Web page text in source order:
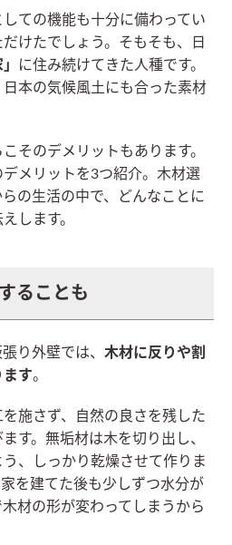
ての機能も十分に備わってい
けたでしょう。そもそも、日
に住み続けてきた人種です。
本の気候風土にも合った素材
そのデメリットもあります。
メリットを3つ紹介。木材選
の生活の中で、どんなことに
します。
ることも
り外壁では、 木材に反りや割
ます。
施さず、自然の良さを残した
ます。無垢材は木を切り出し、
、しっかり乾燥させて作りま
を建てた後も少しずつ水分が
材の形が変わってしまうから